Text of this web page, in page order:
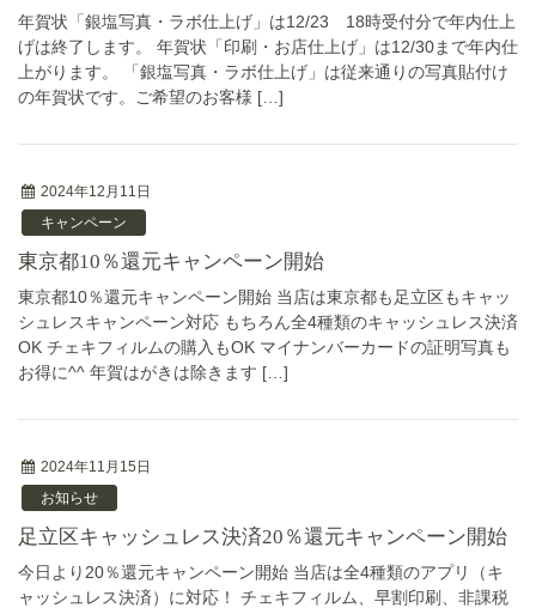
年賀状「銀塩写真・ラボ仕上げ」は12/23 18時受付分で年内仕上
げは終了します。 年賀状「印刷・お店仕上げ」は12/30まで年内仕
上がります。 「銀塩写真・ラボ仕上げ」は従来通りの写真貼付け
の年賀状です。ご希望のお客様 […]
2024年12月11日
キャンペーン
東京都10％還元キャンペーン開始
東京都10％還元キャンペーン開始 当店は東京都も足立区もキャッ
シュレスキャンペーン対応 もちろん全4種類のキャッシュレス決済
OK チェキフィルムの購入もOK マイナンバーカードの証明写真も
お得に^^ 年賀はがきは除きます […]
2024年11月15日
お知らせ
足立区キャッシュレス決済20％還元キャンペーン開始
今日より20％還元キャンペーン開始 当店は全4種類のアプリ（キ
ャッシュレス決済）に対応！ チェキフィルム、早割印刷、非課税